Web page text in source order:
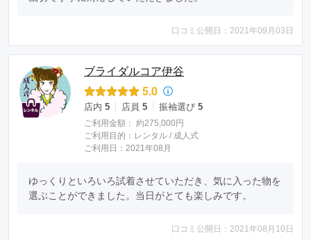
口コミ公開日：2021年09月03日
ブライダルコア伊谷
5.0
店内 5 店員 5 振袖選び 5
ご利用金額： 約275,000円
ご利用目的： レンタル / 成人式
ご利用日：2021年08月
ゆっくりといろいろ試着させていただき、気に入った物を
選ぶことができました。当日がとても楽しみです。
口コミ公開日：2021年08月10日